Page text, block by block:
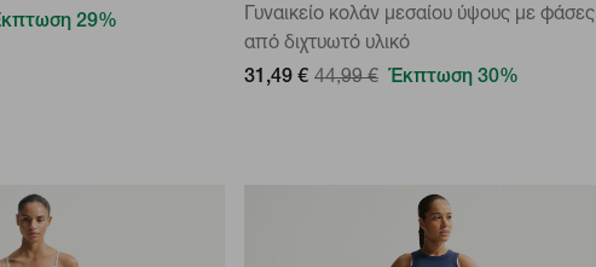
29%
Γυναικείο κολάν μεσαίου ύψους με φάσες
από διχτυωτό υλικό
31,49 € 44,99 € Έκπτωση 30%